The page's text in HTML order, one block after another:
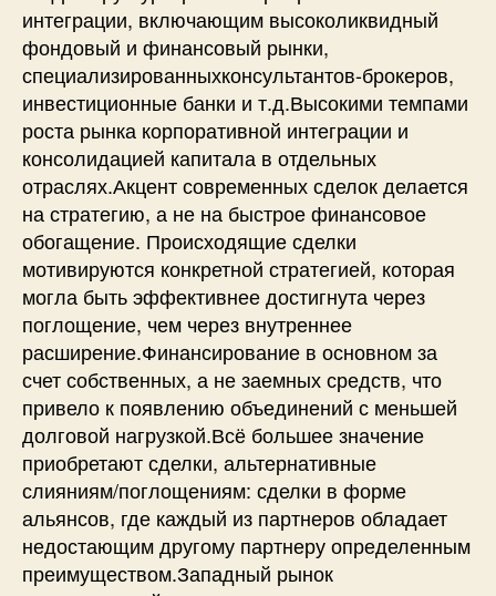
интеграции, включающим высоколиквидный
фондовый и финансовый рынки,
специализированныхконсультантов-брокеров,
инвестиционные банки и т.д.Высокими темпами
роста рынка корпоративной интеграции и
консолидацией капитала в отдельных
отраслях.Акцент современных сделок делается
на стратегию, а не на быстрое финансовое
обогащение. Происходящие сделки
мотивируются конкретной стратегией, которая
могла быть эффективнее достигнута через
поглощение, чем через внутреннее
расширение.Финансирование в основном за
счет собственных, а не заемных средств, что
привело к появлению объединений с меньшей
долговой нагрузкой.Всё большее значение
приобретают сделки, альтернативные
слияниям/поглощениям: сделки в форме
альянсов, где каждый из партнеров обладает
недостающим другому партнеру определенным
преимуществом.Западный рынок